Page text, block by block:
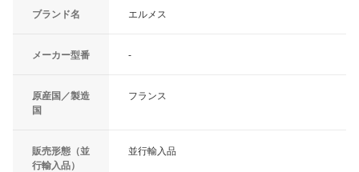
ブランド名 エルメス
メーカー型番 -
原産国／製造
国
フランス
販売形態（並
行輸入品）
並行輸入品